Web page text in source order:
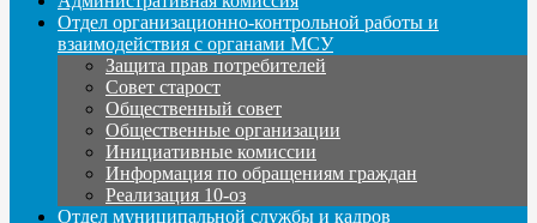
Отдел организационно-контрольной работы и
взаимодействия с органами МСУ
Защита прав потребителей
Совет старост
Общественный совет
Общественные организации
Инициативные комиссии
Информация по обращениям граждан
Реализация 10-оз
Отдел муниципальной службы и кадров